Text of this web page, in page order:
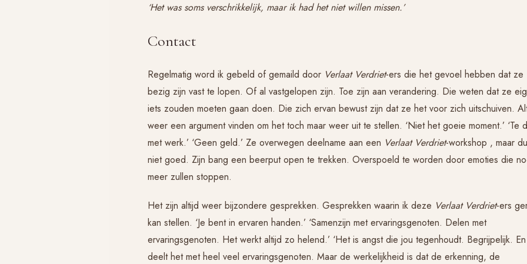
‘Het was soms verschrikkelijk, maar ik had het niet willen missen.’
Contact
Regelmatig word ik gebeld of gemaild door Verlaat Verdriet-ers die het gevoel hebben dat ze
bezig zijn vast te lopen. Of al vastgelopen zijn. Toe zijn aan verandering. Die weten dat ze
iets zouden moeten gaan doen. Die zich ervan bewust zijn dat ze het voor zich uitschuiven.
weer een argument vinden om het toch maar weer uit te stellen. ‘Niet het goeie moment.’ ‘Te
met werk.’ ‘Geen geld.’ Ze overwegen deelname aan een Verlaat Verdriet-workshop , maar
niet goed. Zijn bang een beerput open te trekken. Overspoeld te worden door emoties die
meer zullen stoppen.
Het zijn altijd weer bijzondere gesprekken. Gesprekken waarin ik deze Verlaat Verdriet-ers
kan stellen. ‘Je bent in ervaren handen.’ ‘Samenzijn met ervaringsgenoten. Delen met
ervaringsgenoten. Het werkt altijd zo helend.’ ‘Het is angst die jou tegenhoudt. Begrijpelijk.
deelt het met heel veel ervaringsgenoten. Maar de werkelijkheid is dat de erkenning, de